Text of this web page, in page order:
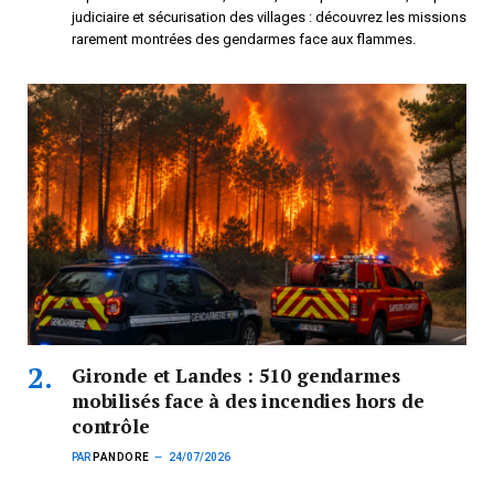
judiciaire et sécurisation des villages : découvrez les missions
rarement montrées des gendarmes face aux flammes.
Gironde et Landes : 510 gendarmes
mobilisés face à des incendies hors de
contrôle
PAR PANDORE 24/07/2026